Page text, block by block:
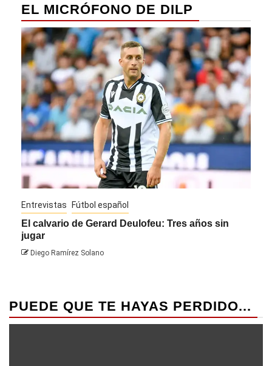
EL MICRÓFONO DE DILP
Entrevistas Fútbol español
El calvario de Gerard Deulofeu: Tres años sin
jugar
Diego Ramírez Solano
PUEDE QUE TE HAYAS PERDIDO...